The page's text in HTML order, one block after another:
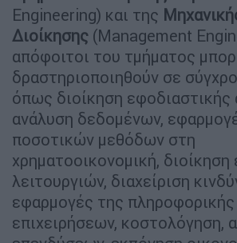
Engineering) και της
Διοίκησης (Management
απόφοιτοι του τμήματος
δραστηριοποιηθούν σε
όπως διοίκηση εφοδιαστικής
ανάλυση δεδομένων,
ποσοτικών μεθόδων στη
χρηματοοικονομική, διοίκηση
λειτουργιών, διαχείριση
εφαρμογές της πληροφορικής
επιχειρήσεων, κοστολόγηση,